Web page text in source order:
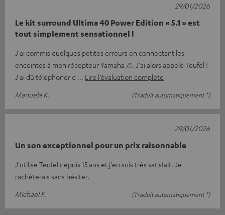
Le kit surround Ultima 40 Power Edition « 5.1 » est
tout simplement sensationnel !
J'ai commis quelques petites erreurs en connectant les
enceintes à mon récepteur Yamaha 7.1. J'ai alors appelé Teufel !
J'ai dû téléphoner d
Lire l’évaluation complète
Manuela K.
(Traduit automatiquement *)
29/01/2026
Un son exceptionnel pour un prix raisonnable
J'utilise Teufel depuis 15 ans et j'en suis très satisfait. Je
rachèterais sans hésiter.
Michael F.
(Traduit automatiquement *)
29/01/2026